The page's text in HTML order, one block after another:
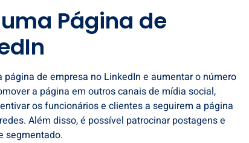
Página de
de empresa no LinkedIn e aumentar o número
a página em outros canais de mídia social,
os funcionários e clientes a seguirem a página
Além disso, é possível patrocinar postagens e
segmentado.